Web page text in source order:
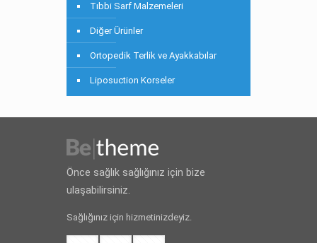
Tıbbi Sarf Malzemeleri
Diğer Ürünler
Ortopedik Terlik ve Ayakkabılar
Liposuction Korseler
Önce sağlık sağlığınız için bize
ulaşabilirsiniz.
Sağlığınız için hizmetinizdeyiz.